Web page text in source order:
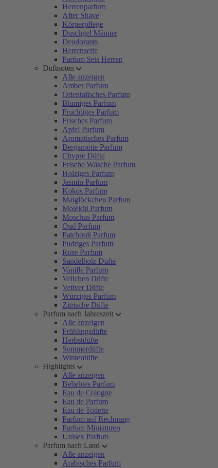
Herrenparfum
After Shave
Körperpflege
Duschgel Männer
Deodorants
Herrenseife
Parfum Sets Herren
Duftnoten
Alle anzeigen
Amber Parfum
Orientalisches Parfum
Blumiges Parfum
Fruchtiges Parfum
Frisches Parfum
Apfel Parfum
Aromatisches Parfum
Bergamotte Parfum
Chypre Düfte
Frische Wäsche Parfum
Holziges Parfum
Jasmin Parfum
Kokos Parfum
Maiglöckchen Parfum
Molekül Parfum
Moschus Parfum
Oud Parfum
Patchouli Parfum
Pudriges Parfum
Rose Parfum
Sandelholz Düfte
Vanille Parfum
Veilchen Düfte
Vetiver Düfte
Würziges Parfum
Zitrische Düfte
Parfum nach Jahreszeit
Alle anzeigen
Frühlingsdüfte
Herbstdüfte
Sommerdüfte
Winterdüfte
Highlights
Alle anzeigen
Beliebtes Parfum
Eau de Cologne
Eau de Parfum
Eau de Toilette
Parfum auf Rechnung
Parfum Miniaturen
Unisex Parfum
Parfum nach Land
Alle anzeigen
Arabisches Parfum